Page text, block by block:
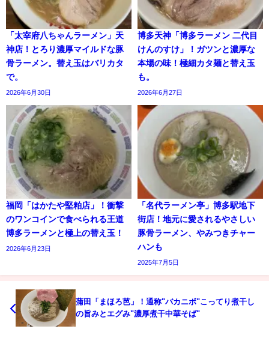
「太宰府八ちゃんラーメン」天
神店！とろり濃厚マイルドな豚
骨ラーメン。替え玉はバリカタ
で。
2026年6月30日
博多天神「博多ラーメン 二代目
けんのすけ」！ガツンと濃厚な
本場の味！極細カタ麺と替え玉
も。
2026年6月27日
福岡「はかたや堅粕店」！衝撃
のワンコインで食べられる王道
博多ラーメンと極上の替え玉！
2026年6月23日
「名代ラーメン亭」博多駅地下
街店！地元に愛されるやさしい
豚骨ラーメン、やみつきチャー
ハンも
2025年7月5日
蒲田「まほろ芭」！通称"バカニボ"こってり煮干し
の旨みとエグみ"濃厚煮干中華そば"